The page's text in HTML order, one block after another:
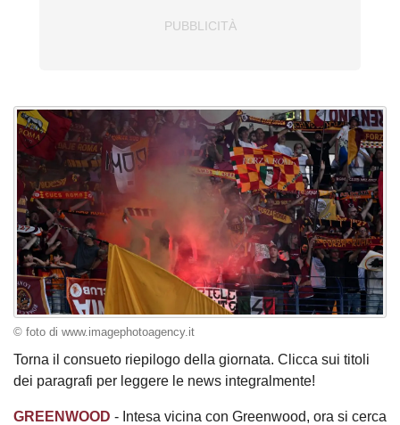
© foto di www.imagephotoagency.it
Torna il consueto riepilogo della giornata. Clicca sui titoli
dei paragrafi per leggere le news integralmente!
GREENWOOD - Intesa vicina con Greenwood, ora si cerca